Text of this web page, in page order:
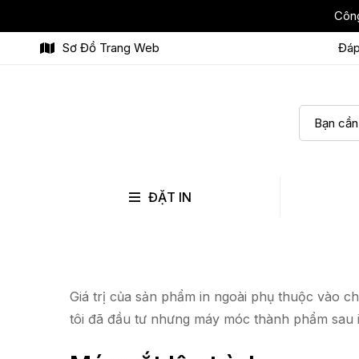
Sơ Đồ Trang Web
ĐẶT IN
Giá trị của sản phẩm in ngoài phụ thuộc vào
tôi đã đầu tư nhưng máy móc thành phẩm sau